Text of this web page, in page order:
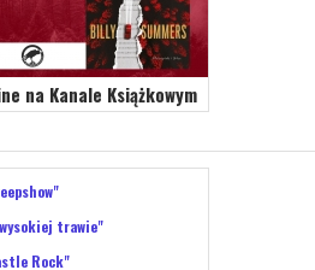
na Kanale Książkowym
trawie"
Rock"